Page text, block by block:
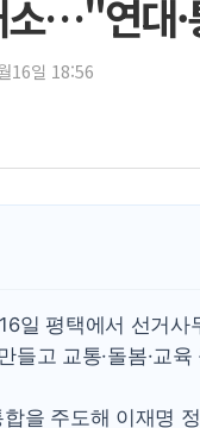
…"연대
16일 18:56
일 평택에서 선거사
고 교통·돌봄·교
을 주도해 이재명